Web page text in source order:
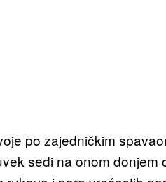
po zajedničkim
sedi na onom